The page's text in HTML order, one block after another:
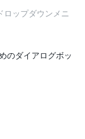
ロップダウンメニ
のダイアログボッ